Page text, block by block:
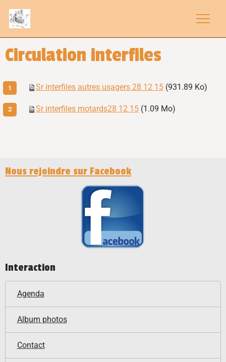
Circulation interfiles
Sr interfiles autres usagers 28 12 15 (931.89 Ko)
Sr interfiles motards28 12 15 (1.09 Mo)
Nous rejoindre sur Facebook
Interaction
Agenda
Album photos
Contact